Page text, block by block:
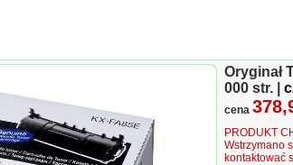
Oryginał
000 str. |
cena
PRODUKT
Wstrzymano
kontaktować